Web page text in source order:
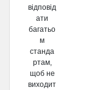
відповід
ати
багатьо
м
станда
ртам,
щоб не
виходит